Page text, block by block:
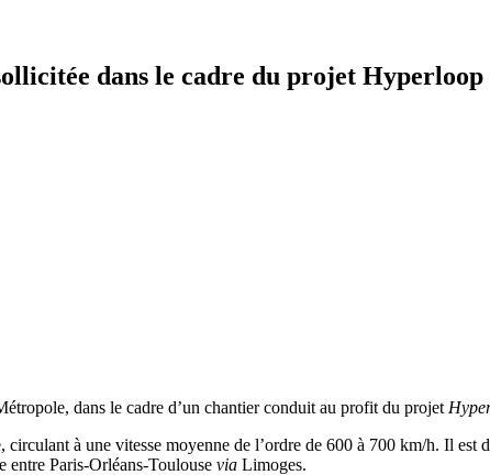
dans le cadre du projet Hyperloop
dans le cadre d’un chantier conduit au profit du projet
circulant à une vitesse moyenne de l’ordre de 600 à 700 km/h. Il
entre Paris-Orléans-Toulouse via Limoges.